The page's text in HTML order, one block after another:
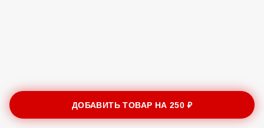
ДОБАВИТЬ ТОВАР НА250 ₽